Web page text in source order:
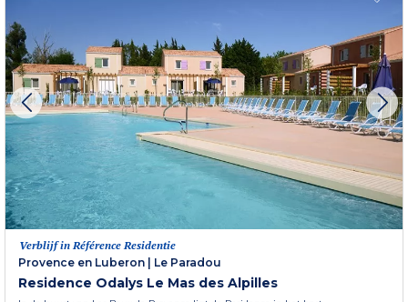
Verblijf in Référence Residentie
Provence en Luberon
Le Paradou
Residence Odalys Le Mas des Alpilles